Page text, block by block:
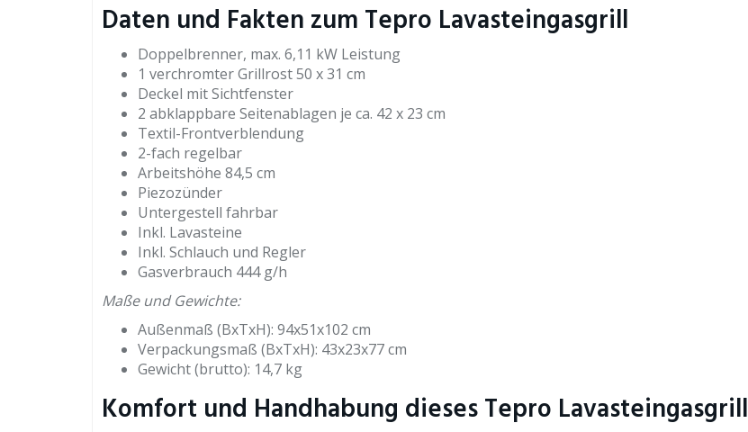
Daten und Fakten zum Tepro Lavasteingasgrill
Doppelbrenner, max. 6,11 kW Leistung
1 verchromter Grillrost 50 x 31 cm
Deckel mit Sichtfenster
2 abklappbare Seitenablagen je ca. 42 x 23 cm
Textil-Frontverblendung
2-fach regelbar
Arbeitshöhe 84,5 cm
Piezozünder
Untergestell fahrbar
Inkl. Lavasteine
Inkl. Schlauch und Regler
Gasverbrauch 444 g/h
Maße und Gewichte:
Außenmaß (BxTxH): 94x51x102 cm
Verpackungsmaß (BxTxH): 43x23x77 cm
Gewicht (brutto): 14,7 kg
Komfort und Handhabung dieses Tepro Lavasteingasgrill